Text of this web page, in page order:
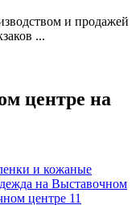
и продажей
...
центре на
и кожаные
на Выставочном
центре 11